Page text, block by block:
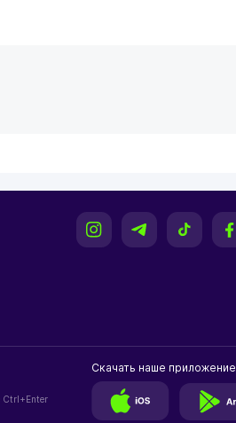
Скачать наше приложение